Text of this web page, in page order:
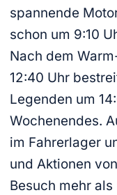
spannende
schon um 9:10
Nach dem
12:40 Uhr
Legenden um
Wochenendes.
im Fahrerlager
und Aktionen
Besuch mehr